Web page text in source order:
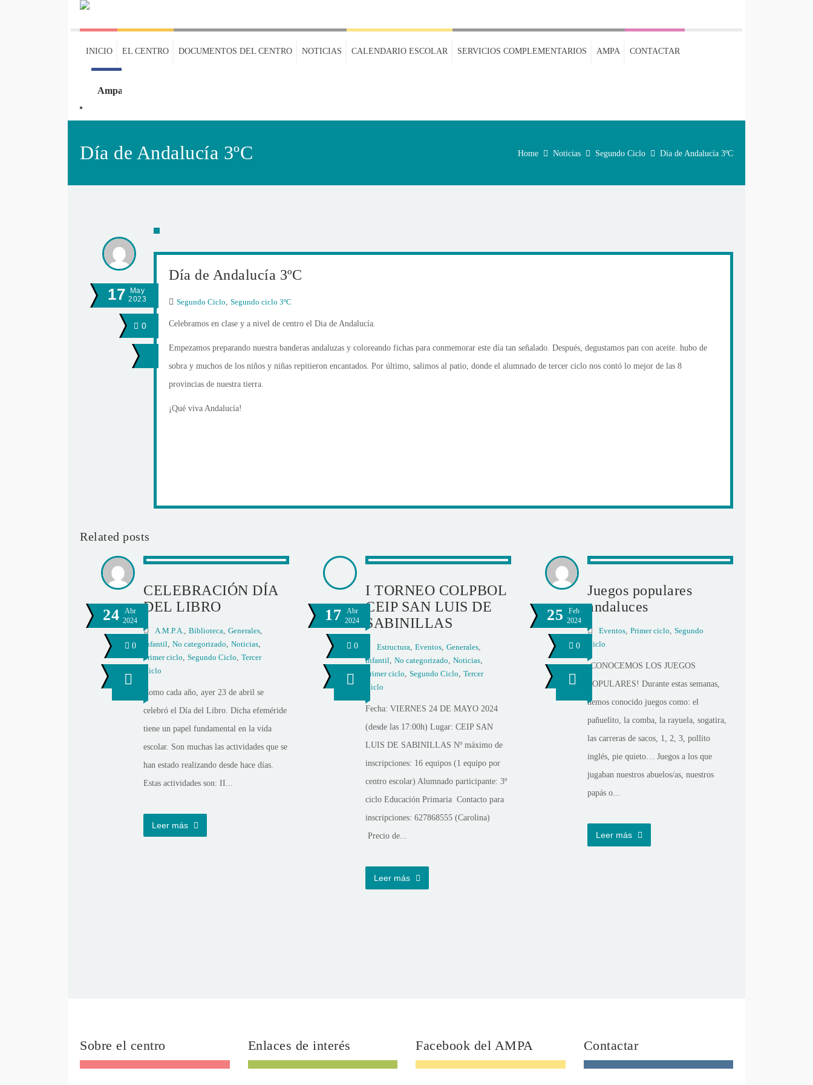
INICIO EL CENTRO DOCUMENTOS DEL CENTRO NOTICIAS CALENDARIO ESCOLAR SERVICIOS COMPLEMENTARIOS AMPA CONTACTAR
Ampa
Día de Andalucía 3ºC Home Noticias Segundo Ciclo Día de Andalucía 3ºC
17
May
2023
0
Día de Andalucía 3ºC
Segundo Ciclo, Segundo ciclo 3ºC
Celebramos en clase y a nivel de centro el Dia de Andalucía.
Empezamos preparando nuestra banderas andaluzas y coloreando fichas para conmemorar este día tan señalado. Después, degustamos pan con aceite. hubo de
sobra y muchos de los niños y niñas repitieron encantados. Por último, salimos al patio, donde el alumnado de tercer ciclo nos contó lo mejor de las 8
provincias de nuestra tierra.
¡Qué viva Andalucía!
Related posts
24
Abr
2024
0
CELEBRACIÓN DÍA
DEL LIBRO
A.M.P.A., Biblioteca, Generales,
Infantil, No categorizado, Noticias,
Primer ciclo, Segundo Ciclo, Tercer
Ciclo
Como cada año, ayer 23 de abril se
celebró el Día del Libro. Dicha efeméride
tiene un papel fundamental en la vida
escolar. Son muchas las actividades que se
han estado realizando desde hace días.
Estas actividades son: II...
Leer más
17
Abr
2024
0
I TORNEO COLPBOL
CEIP SAN LUIS DE
SABINILLAS
Estructura,Eventos,Generales,
Infantil,No categorizado,Noticias,
Primer ciclo,Segundo Ciclo,Tercer
Ciclo
Fecha: VIERNES 24 DE MAYO 2024
(desde las 17:00h) Lugar: CEIP SAN
LUIS DE SABINILLAS Nº máximo de
inscripciones: 16 equipos (1 equipo por
centro escolar) Alumnado participante: 3º
ciclo Educación Primaria Contacto para
inscripciones: 627868555 (Carolina)
Precio de...
Leer más
25
Feb
2024
0
Juegos populares
andaluces
Eventos,Primer ciclo,Segundo
Ciclo
¡CONOCEMOS LOS JUEGOS
POPULARES! Durante estas semanas,
hemos conocido juegos como: el
pañuelito, la comba, la rayuela, sogatira,
las carreras de sacos, 1, 2, 3, pollito
inglés, pie quieto… Juegos a los que
jugaban nuestros abuelos/as, nuestros
papás o...
Leer más
Sobre el centro Enlaces de interés Facebook del AMPA Contactar